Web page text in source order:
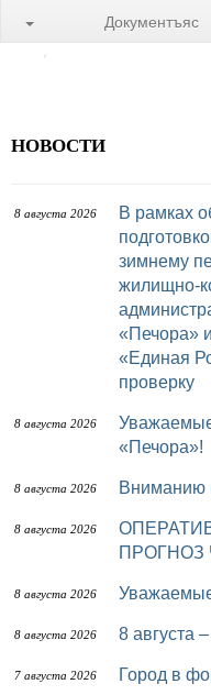
Документъяс
НОВОСТИ
8 августа 2026
В рамках общественного контроля за
зимнему
жилищно-
«Печора»
«Единая
проверку
8 августа 2026
Уважаемые жители муниципального района
«Печора»!
8 августа 2026
8 августа 2026
ОПЕРАТИВНЫЙ ЕЖЕДНЕВНЫЙ
ПРОГНОЗ
8 августа 2026
8 августа 2026 8
7 августа 2026 Город в